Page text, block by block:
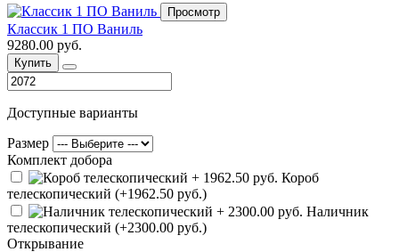
Просмотр
Классик 1 ПО Ваниль
9280.00 руб.
Купить
Доступные варианты
Размер
Комплект добора
Короб
телескопический (+1962.50 руб.)
Наличник
телескопический (+2300.00 руб.)
Открывание